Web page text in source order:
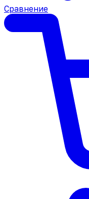
Сравнение